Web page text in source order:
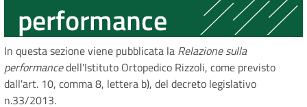
pane
performance
In questa sezione viene pubblicata la Relazione sulla
performancedell'Istituto Ortopedico Rizzoli, come previsto
dall'art. 10, comma 8, lettera b), del decreto legislativo
n.33/2013.